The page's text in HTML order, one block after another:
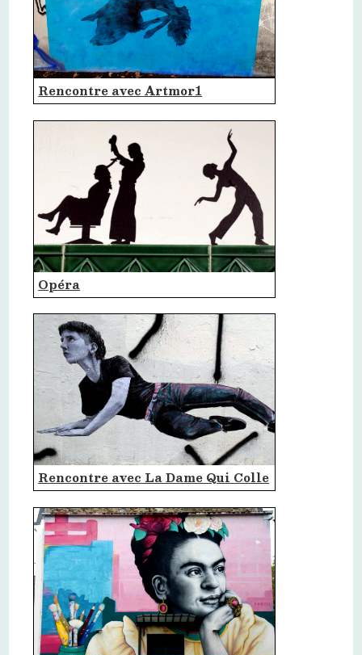
Rencontre avec Artmor1
Opéra
Rencontre avec La Dame Qui Colle